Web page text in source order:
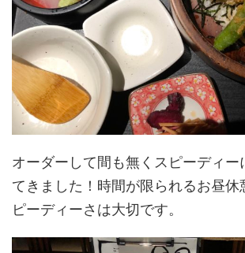
オーダーして間も無くスピーディー
てきました！時間が限られるお昼休
ピーディーさは大切です。